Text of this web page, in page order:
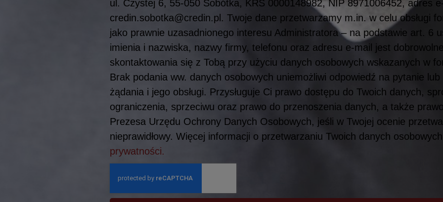
ul. Czystej 6, 55-050 Sobótka, KRS 0000148982, NIP 8971006452, adres
credin.sobotka@credin.pl. Twoje dane przetwarzamy m.in. w celu obsługi
jako prawnie uzasadnionego interesu Administratora – na podstawie art. 6
imienia i nazwiska, nazwy firmy, telefonu oraz adresu e-mail jest
skontaktowania się z Tobą przy użyciu danych osobowych wskazanych w
Brak podania ww. danych osobowych uniemożliwi odpowiedź na pytanie
żądania i jego obsługi. Przysługuje Ci prawo dostępu do Twoich danych,
ograniczenia, sprzeciwu oraz prawo do przenoszenia danych, a także
Prezesa Urzędu Ochrony Danych Osobowych, jeśli w Twojej ocenie
nieprawidłowy. Więcej informacji o przetwarzaniu Twoich danych
prywatności.